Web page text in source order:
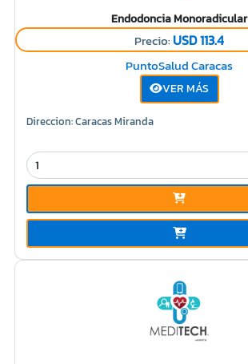
Endodoncia Monoradicular
Precio: USD 113.4
PuntoSalud Caracas
VER MÁS
Direccion: Caracas Miranda